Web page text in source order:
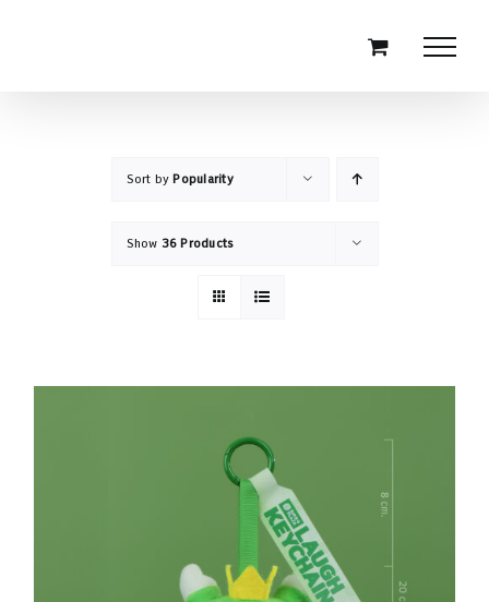
Sort byPopularity
Show 36 Products